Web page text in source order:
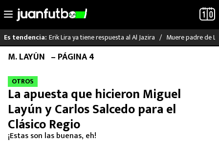
Saltar
contenido
Es tendencia: Erik Lira ya tiene respuesta al Al Jazira Muere padre de
LO ÚLTIMO
LIGA MX
RAYADOS
PUMAS
M. LAYÚN – PÁGINA 4
OTROS
La apuesta que hicieron Miguel
Layún y Carlos Salcedo para el
Clásico Regio
¡Estas son las buenas, eh!